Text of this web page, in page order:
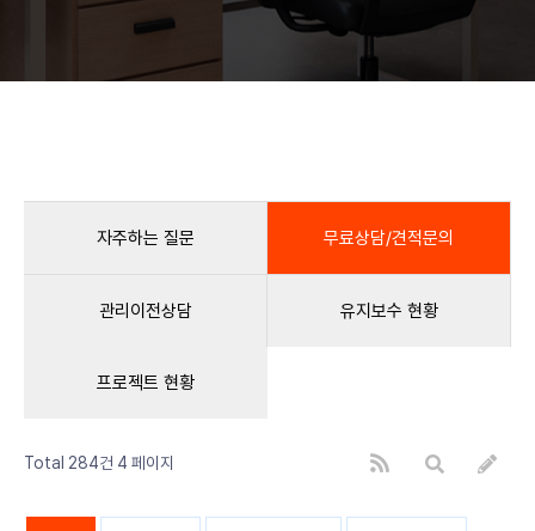
자주하는 질문 무료상담/견적문의
관리이전상담 유지보수 현황
프로젝트 현황
Total 284건 4 페이지